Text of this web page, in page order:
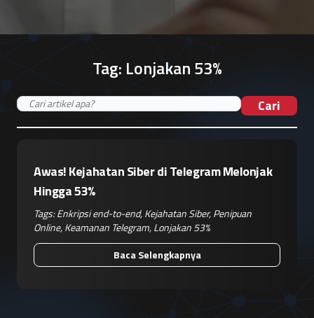
Tag: Lonjakan 53%
Cari
Awas! Kejahatan Siber di Telegram Melonjak
Hingga 53%
Tags:Enkripsi end-to-end,Kejahatan Siber,Penipuan
Online,Keamanan Telegram,Lonjakan 53%
Baca Selengkapnya